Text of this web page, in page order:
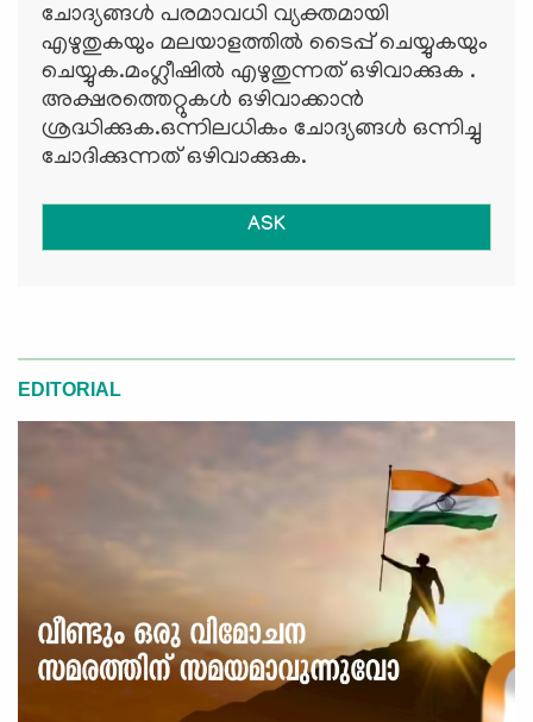
ചോദ്യങ്ങള്‍ പരമാവധി വ്യക്തമായി
എഴുതുകയും മലയാളത്തില്‍ ടൈപ്പ് ചെയ്യുകയും
ചെയ്യുക.മംഗ്ലീഷില്‍ എഴുതുന്നത് ഒഴിവാക്കുക .
അക്ഷരത്തെറ്റുകള്‍ ഒഴിവാക്കാന്‍
ശ്രദ്ധിക്കുക.ഒന്നിലധികം ചോദ്യങ്ങള്‍ ഒന്നിച്ചു
ചോദിക്കുന്നത് ഒഴിവാക്കുക.
ASK
EDITORIAL